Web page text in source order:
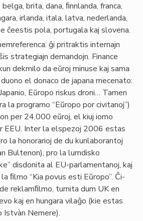
belga, brita, dana, ﬁnnlanda, franca,
irlanda, itala, latva, nederlanda,
ĉeestis pola, portugala kaj slovena.
ĝi pritraktis internajn
strategiajn demandojn. Finance
dekmilo da eŭroj minuse kaj sama
el donaco de japana mecenato:
Eŭropo riskus droni… Tamen
la programo “Eŭropo por civitanoj”)
per 24.000 eŭroj, el kiuj iomo
EEU. Inter la elspezoj 2006 estas
la honorarioj de du kunlaborantoj
Bultenon), pro la lumdisko
disdonita al EU-parlamentanoj, kaj
ﬁlmo “Kia povus esti Eŭropo”. Ĉi-
reklamﬁlmo, turnita dum UK en
kaj en hungara vilaĝo (kie estas
Istvàn Nemere).